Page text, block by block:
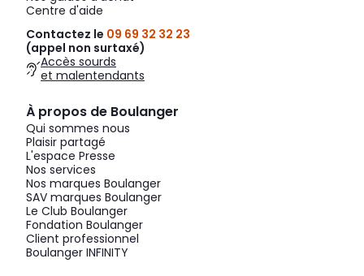
Centre d'aide
Contactez le 09 69 32 32 23
(appel non surtaxé)
Accès sourds
et malentendants
À propos de Boulanger
Qui sommes nous
Plaisir partagé
L'espace Presse
Nos services
Nos marques Boulanger
SAV marques Boulanger
Le Club Boulanger
Fondation Boulanger
Client professionnel
Boulanger INFINITY